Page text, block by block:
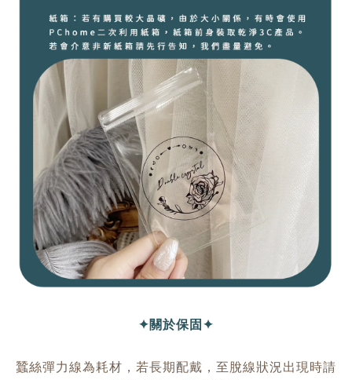
✦關於保固✦
蠶絲彈力線為耗材，若長期配戴，至脫線狀況出現時請